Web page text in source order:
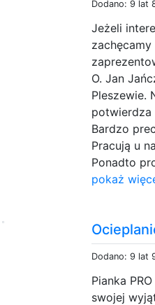
Dodano: 9 lat
Jeżeli
O. Jan
Pleszewie.
potwierdza
Bardzo
Pracują u
Ponadto
pokaż
Dodano: 9 lat
Pianka
swojej